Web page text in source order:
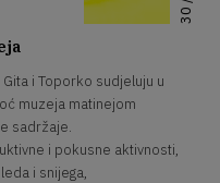
i Toporko sudjeluju u
muzeja matinejom
sadržaje.
i pokusne aktivnosti,
i snijega,